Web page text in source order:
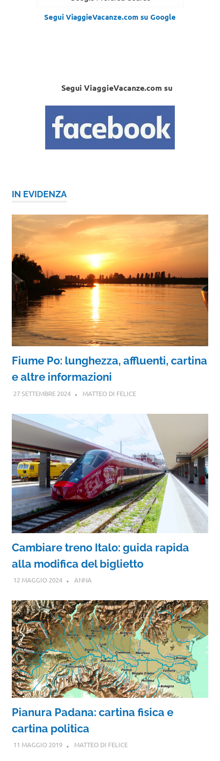
Segui ViaggieVacanze.com su Google
Segui ViaggieVacanze.com su
IN EVIDENZA
Fiume Po: lunghezza, affluenti, cartina
e altre informazioni
27 SETTEMBRE 2024 MATTEO DI FELICE
Cambiare treno Italo: guida rapida
alla modifica del biglietto
12 MAGGIO 2024 ANNA
Pianura Padana: cartina fisica e
cartina politica
11 MAGGIO 2019 MATTEO DI FELICE